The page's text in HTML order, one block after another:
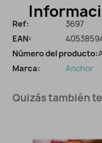
Ref:
3697
EAN:
Número del producto:
Marca:
Anchor
Quizás también